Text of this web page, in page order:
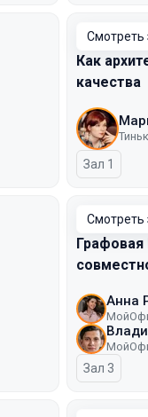
Смотреть
Как
качества
Зал 1
Смотреть
Графовая
Анна
Зал 3